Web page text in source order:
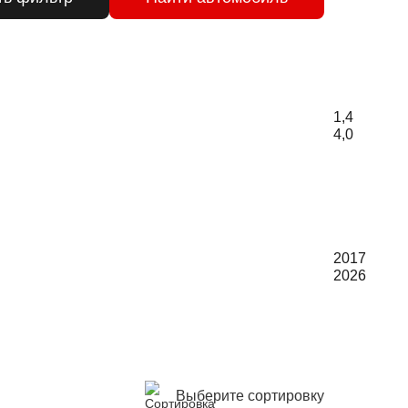
1,4
4,0
2017
2026
Выберите сортировку